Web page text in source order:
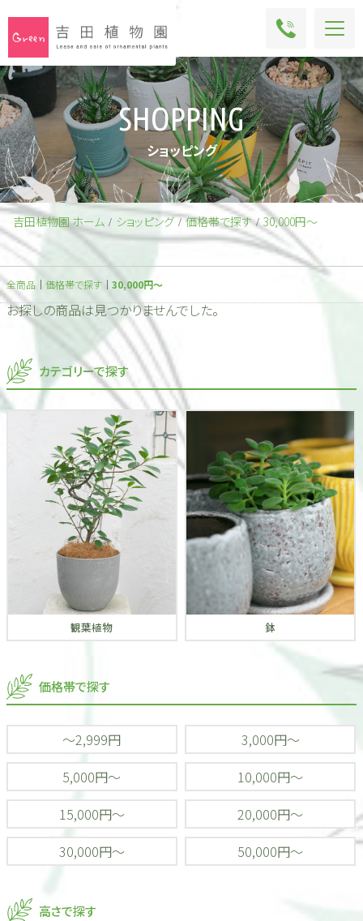
Menu
SHOPPING
ショッピング
吉田植物園 ホーム ショッピング 価格帯で探す 30,000円～
全商品 価格帯で探す 30,000円～
お探しの商品は見つかりませんでした。
カテゴリーで探す
観葉植物 鉢
価格帯で探す
～2,999円
3,000円～
5,000円～
10,000円～
15,000円～
20,000円～
30,000円～
50,000円～
高さで探す